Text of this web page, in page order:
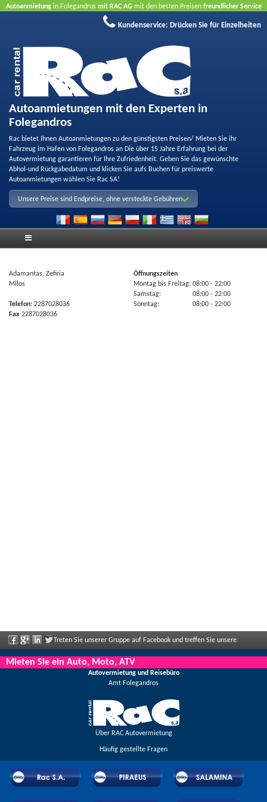
Autoanmietung in Folegandros mit RAC AG mit den besten Preisen freundlicher Service
Buchen Sie jetzt, profitieren Sie von unseren Angeboten
Kundenservice: Drücken Sie für Einzelheiten
Autoanmietungen mit den Experten in
Folegandros
Rac bietet Ihnen Autoanmietungen zu den günstigsten Preisen/ Mieten Sie ihr
Fahrzeug im Hafen von Folegandros an Die über 15 Jahre Erfahrung bei der
Autovermietung garantieren für Ihre Zufriedenheit. Geben Sie das gewünschte
Abhol-und Rückgabedatum und klicken Sie aufs Buchen für preiswerte
Autoanmietungen wählen Sie Rac SA!
Unsere Preise sind Endpreise, ohne versteckte Gebühren
Adamantas, Zefiria
Milos
Telefon: 2287028036
Fax 2287028036
Öffnungszeiten
Montag bis Freitag: 08:00 - 22:00
Samstag:
08:00 - 22:00
Sonntag:
08:00 - 22:00
Treten Sie unserer Gruppe auf Facebook und treffen Sie unsere
Mitarbeiter, sagen Sie uns Ihre Meinung und genießen Sie große Rabatte und
Angebote, die regelmäßig bekannt gegeben werden.
Mieten Sie ein Auto, Moto, ATV
Autovermietung und Reisebüro
Amt Folegandros
Über RAC Autovermietung
Häufig gestellte Fragen